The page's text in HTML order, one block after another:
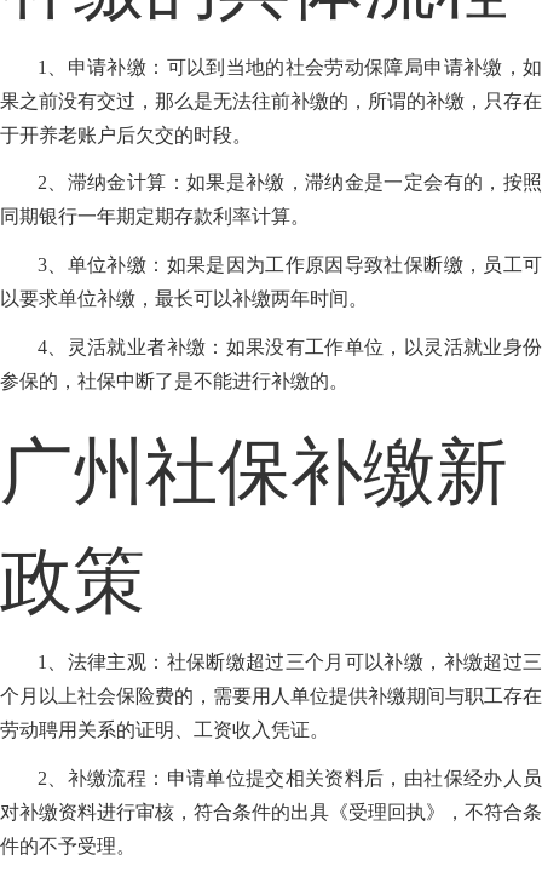
1、申请补缴：可以到当地的社会劳动保障局申请补缴，如
果之前没有交过，那么是无法往前补缴的，所谓的补缴，只存在
于开养老账户后欠交的时段。
2、滞纳金计算：如果是补缴，滞纳金是一定会有的，按照
同期银行一年期定期存款利率计算。
3、单位补缴：如果是因为工作原因导致社保断缴，员工可
以要求单位补缴，最长可以补缴两年时间。
4、灵活就业者补缴：如果没有工作单位，以灵活就业身份
参保的，社保中断了是不能进行补缴的。
广州社保补缴新
政策
1、法律主观：社保断缴超过三个月可以补缴，补缴超过三
个月以上社会保险费的，需要用人单位提供补缴期间与职工存在
劳动聘用关系的证明、工资收入凭证。
2、补缴流程：申请单位提交相关资料后，由社保经办人员
对补缴资料进行审核，符合条件的出具《受理回执》，不符合条
件的不予受理。